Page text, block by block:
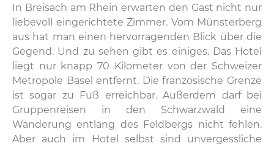
In Breisach am Rhein erwarten den Gast nicht nur
liebevoll eingerichtete Zimmer. Vom Münsterberg
aus hat man einen hervorragenden Blick über die
Gegend. Und zu sehen gibt es einiges. Das Hotel
liegt nur knapp 70 Kilometer von der Schweizer
Metropole Basel entfernt. Die französische Grenze
ist sogar zu Fuß erreichbar. Außerdem darf bei
Gruppenreisen in den Schwarzwald eine
Wanderung entlang des Feldbergs nicht fehlen.
Aber auch im Hotel selbst sind unvergessliche